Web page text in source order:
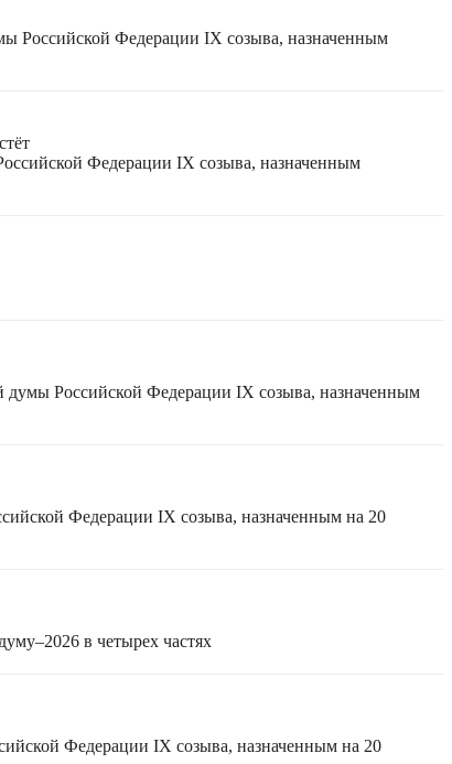
Российской Федерации IX созыва, назначенным
Федерации IX созыва, назначенным
думы Российской Федерации IX созыва, назначенным
Федерации IX созыва, назначенным на 20
в четырех частях
Федерации IX созыва, назначенным на 20